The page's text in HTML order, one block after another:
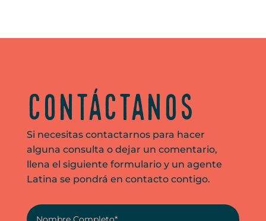
Contáctanos
Si necesitas contactarnos para hacer
alguna consulta o dejar un comentario,
llena el siguiente formulario y un agente
Latina se pondrá en contacto contigo.